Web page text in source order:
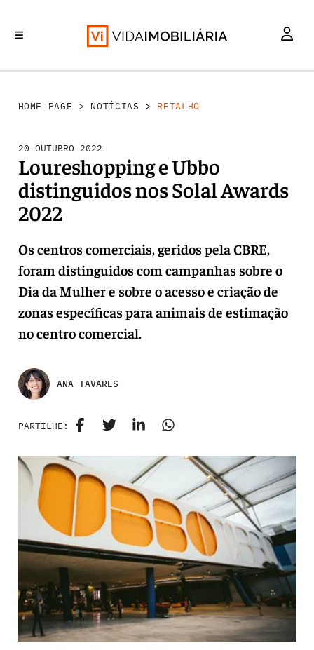
HOME PAGE > NOTÍCIAS > RETALHO
20 OUTUBRO 2022
Loureshopping e Ubbo
distinguidos nos Solal Awards
2022
Os centros comerciais, geridos pela CBRE,
foram distinguidos com campanhas sobre o
Dia da Mulher e sobre o acesso e criação de
zonas específicas para animais de estimação
no centro comercial.
ANA TAVARES
PARTILHE: